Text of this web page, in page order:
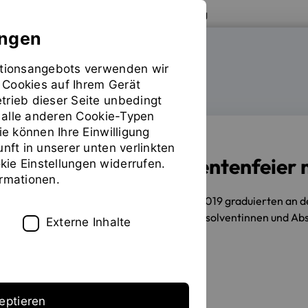
Zur Website der OTH Regensburg
FAKULTÄT MASCHINENBAU
Feierliche Absolventenfeier
Im Sommersemester 2019 graduierten an
Oktober 2019 wurden davon 111 Absolventinnen und
Daniela Stang
verwenden wir
auf Ihrem Gerät
dieser Seite unbedingt
anderen Cookie-Typen
können Ihre Einwilligung
in unserer unten verlinkten
Einstellungen widerrufen.
Externe Inhalte